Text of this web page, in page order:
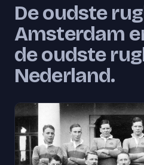
De oudste
Amsterdam
de oudste
Nederland.